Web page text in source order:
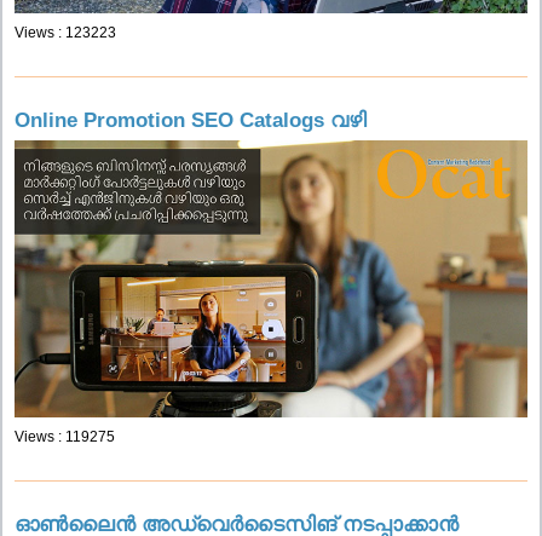
Views : 123223
Online Promotion SEO Catalogs വഴി
Views : 119275
ഓൺലൈൻ അഡ്വെർടൈസിങ് നടപ്പാക്കാൻ